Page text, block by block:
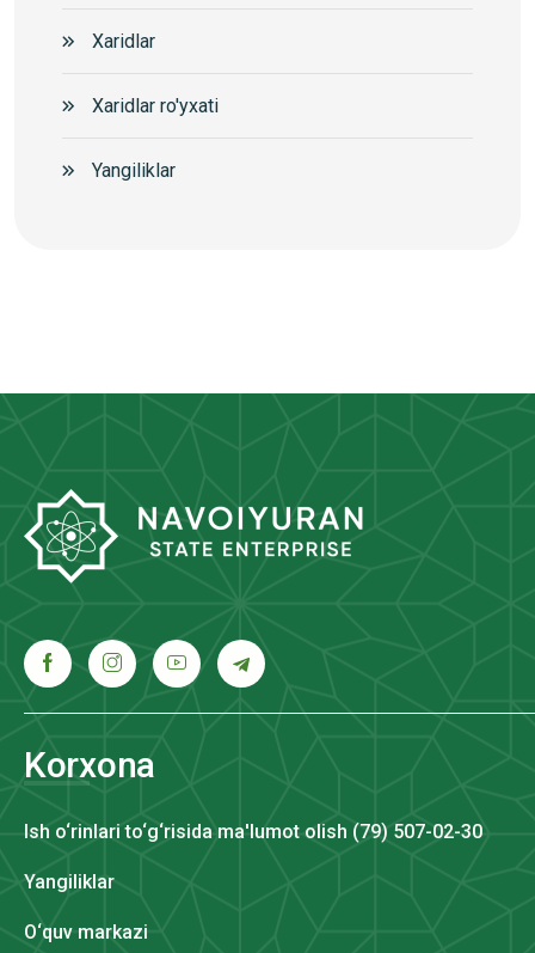
Xaridlar
Xaridlar ro'yxati
Yangiliklar
Korxona
Ish o‘rinlari to‘g‘risida ma'lumot olish (79) 507-02-30
Yangiliklar
O‘quv markazi